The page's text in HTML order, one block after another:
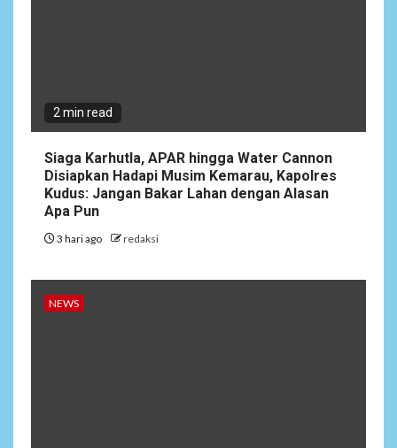
2 min read
Siaga Karhutla, APAR hingga Water Cannon
Disiapkan Hadapi Musim Kemarau, Kapolres
Kudus: Jangan Bakar Lahan dengan Alasan
Apa Pun
3 hari ago redaksi
NEWS